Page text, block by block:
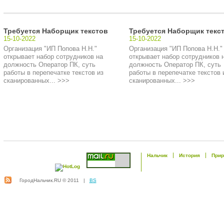
Требуется Наборщик текстов
15-10-2022
Организация "ИП Попова Н.Н."
открывает набор сотрудников на
должность Оператор ПК, суть
работы в перепечатке текстов из
сканированных... >>>
Требуется Наборщик
15-10-2022
Организация "ИП Попова Н.Н."
открывает набор сотрудников
должность Оператор ПК, суть
работы в перепечатке текстов
сканированных... >>>
Нальчик История
ГородНальчик.RU © 2011 | BS